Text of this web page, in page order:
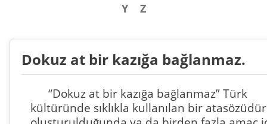
Y
Z
Dokuz at bir kazığa bağlanmaz.
“Dokuz at bir kazığa bağlanmaz” Türk
kültüründe sıklıkla kullanılan bir